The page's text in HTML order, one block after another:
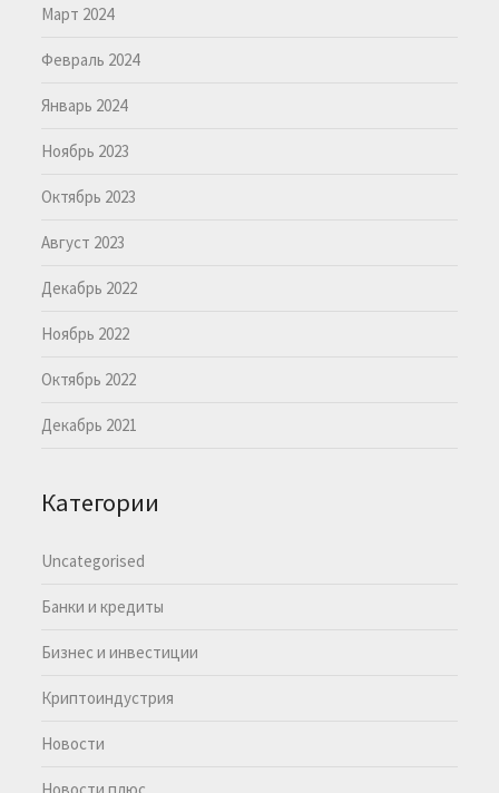
Март 2024
Февраль 2024
Январь 2024
Ноябрь 2023
Октябрь 2023
Август 2023
Декабрь 2022
Ноябрь 2022
Октябрь 2022
Декабрь 2021
Категории
Uncategorised
Банки и кредиты
Бизнес и инвестиции
Криптоиндустрия
Новости
Новости плюс